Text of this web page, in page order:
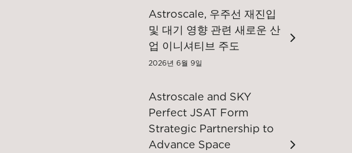
Astroscale, 우주선 재진입
및 대기 영향 관련 새로운 산
업 이니셔티브 주도
2026년 6월 9일
Astroscale and SKY
Perfect JSAT Form
Strategic Partnership to
Advance Space